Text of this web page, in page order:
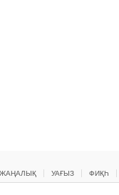
ЖАҢАЛЫҚ УАҒЫЗ ФИҚҺ